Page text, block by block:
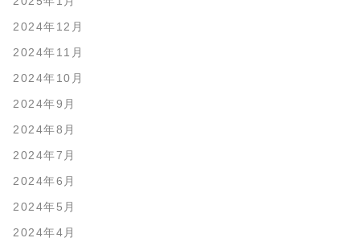
2024年12月
2024年11月
2024年10月
2024年9月
2024年8月
2024年7月
2024年6月
2024年5月
2024年4月